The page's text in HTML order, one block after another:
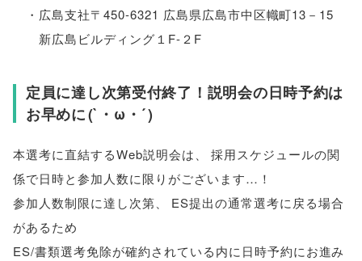
・広島支社〒450-6321 広島県広島市中区幟町13－15
新広島ビルディング１F-２F
定員に達し次第受付終了！説明会の日時予約は
お早めに(`・ω・´)
本選考に直結するWeb説明会は、
採用スケジュールの関
係で日時と参加人数に限りがございます…！
参加人数制限に達し次第、
ES提出の通常選考に戻る場合
があるため
ES/書類選考免除が確約されている内に日時予約にお進み